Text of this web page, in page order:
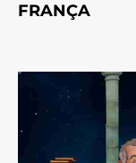
FRANÇA